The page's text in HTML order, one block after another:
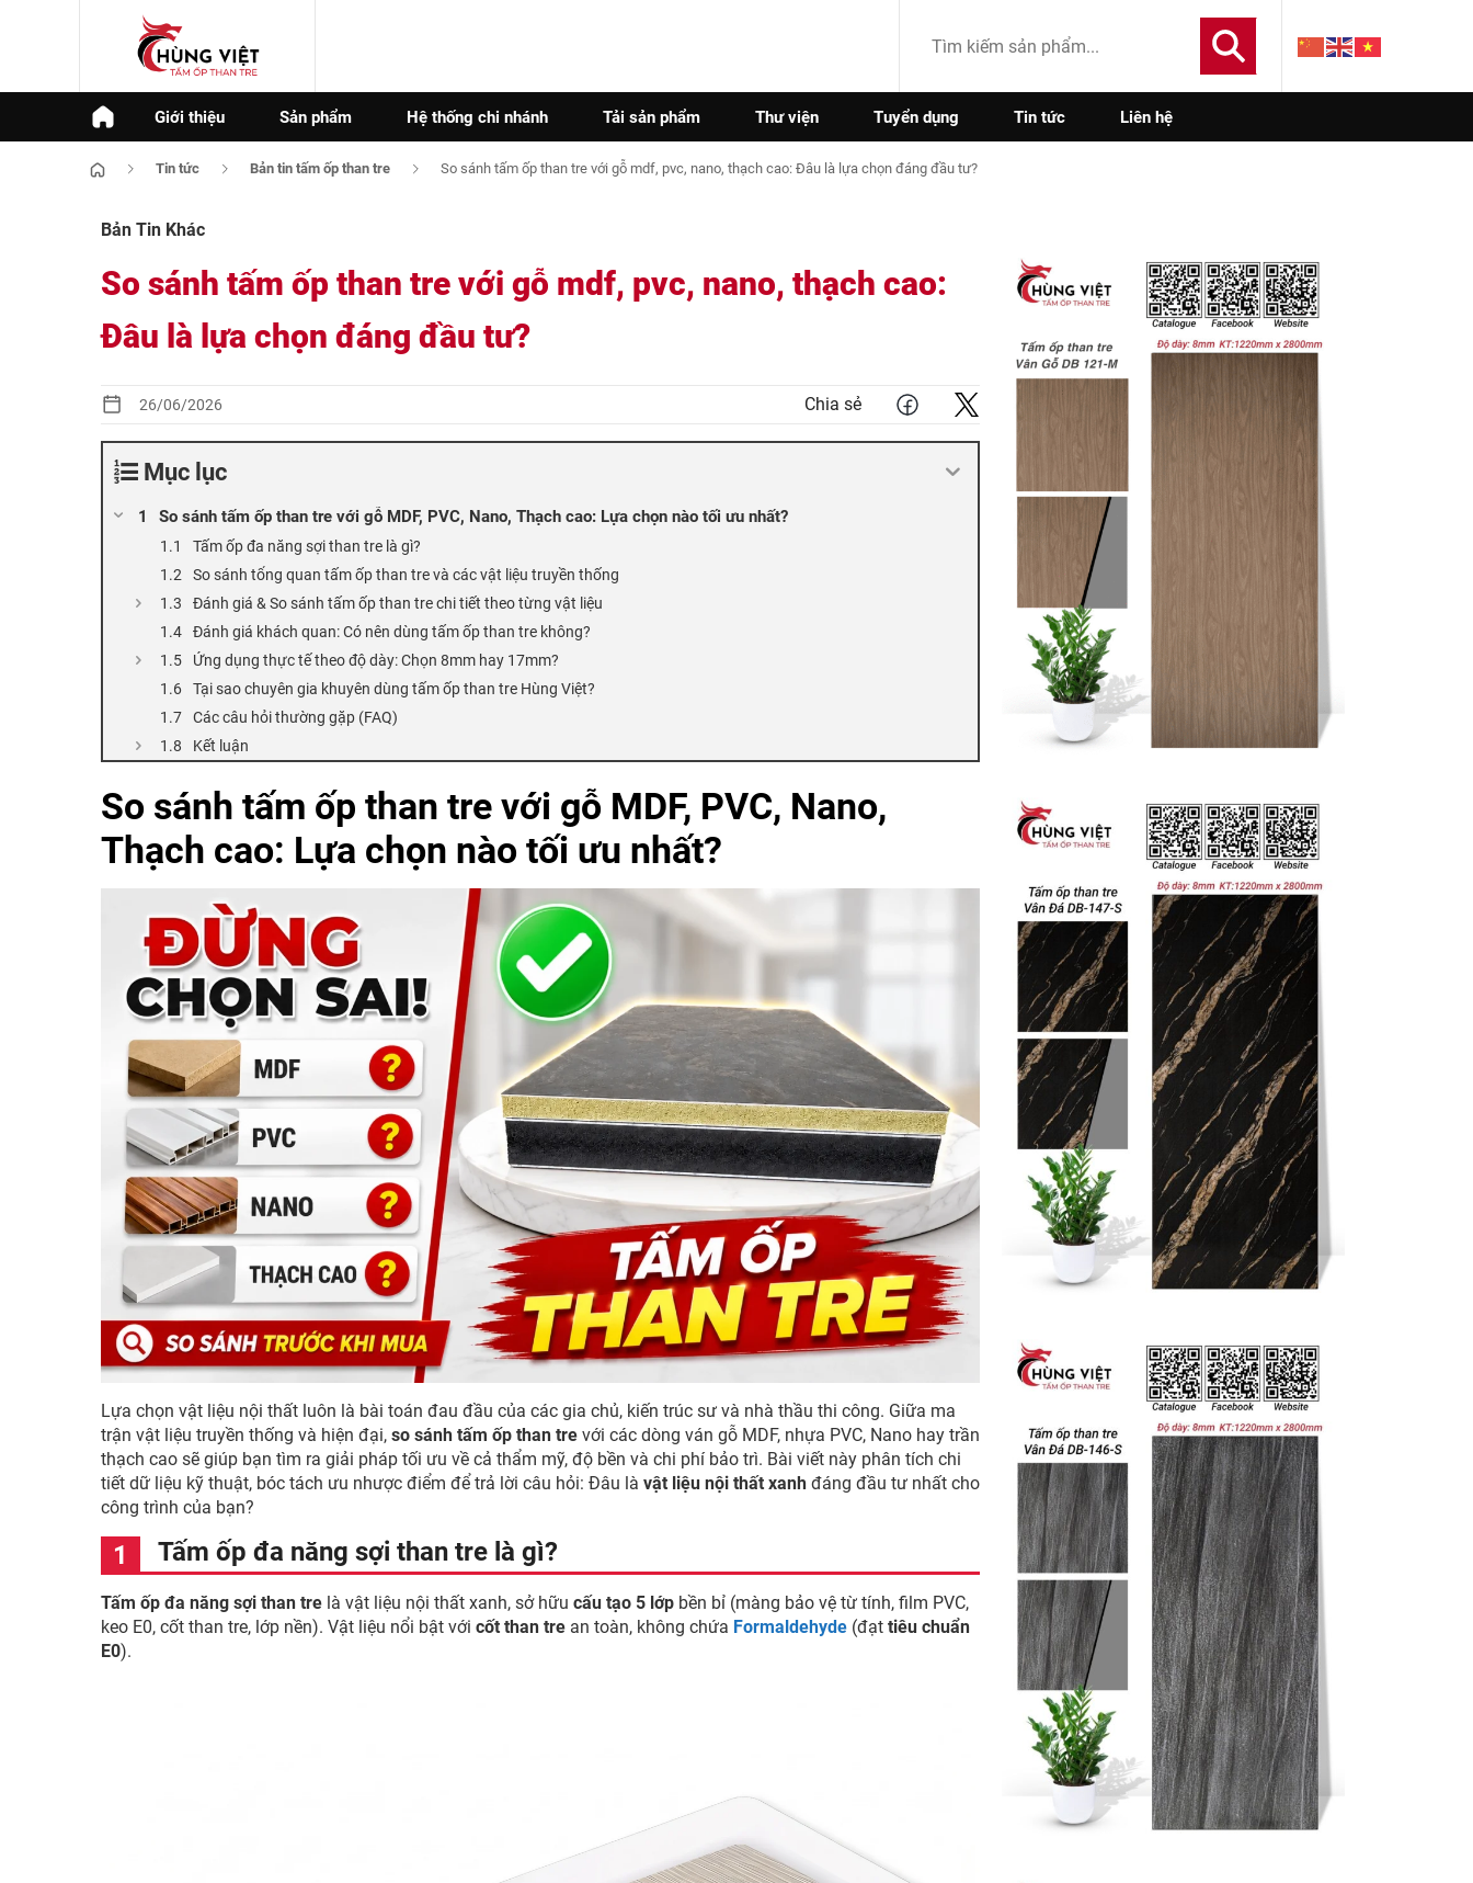
Giới thiệu Sản phẩm Hệ thống chi nhánh Tải sản phẩm Thư viện Tuyển dụng Tin tức Liên hệ
Tin tức Bản tin tấm ốp than tre So sánh tấm ốp than tre với gỗ mdf, pvc, nano, thạch cao: Đâu là lựa chọn đáng đầu tư?
Bản Tin Khác
So sánh tấm ốp than tre với gỗ mdf, pvc, nano, thạch cao:
Đâu là lựa chọn đáng đầu tư?
26/06/2026 Chia sẻ
Mục lục
So sánh tấm ốp than tre với gỗ MDF, PVC, Nano, Thạch cao: Lựa chọn nào tối ưu nhất?
Tấm ốp đa năng sợi than tre là gì?
So sánh tổng quan tấm ốp than tre và các vật liệu truyền thống
Đánh giá & So sánh tấm ốp than tre chi tiết theo từng vật liệu
Đánh giá khách quan: Có nên dùng tấm ốp than tre không?
Ứng dụng thực tế theo độ dày: Chọn 8mm hay 17mm?
Tại sao chuyên gia khuyên dùng tấm ốp than tre Hùng Việt?
Các câu hỏi thường gặp (FAQ)
Kết luận
So sánh tấm ốp than tre với gỗ MDF, PVC, Nano,
Thạch cao: Lựa chọn nào tối ưu nhất?
Lựa chọn vật liệu nội thất luôn là bài toán đau đầu của các gia chủ, kiến trúc sư và nhà thầu thi công. Giữa ma
trận vật liệu truyền thống và hiện đại, so sánh tấm ốp than tre với các dòng ván gỗ MDF, nhựa PVC, Nano hay trần
thạch cao sẽ giúp bạn tìm ra giải pháp tối ưu về cả thẩm mỹ, độ bền và chi phí bảo trì. Bài viết này phân tích chi
tiết dữ liệu kỹ thuật, bóc tách ưu nhược điểm để trả lời câu hỏi: Đâu là vật liệu nội thất xanh đáng đầu tư nhất cho
công trình của bạn?
Tấm ốp đa năng sợi than tre là gì?
Tấm ốp đa năng sợi than tre là vật liệu nội thất xanh, sở hữu cấu tạo 5 lớp bền bỉ (màng bảo vệ từ tính, film PVC,
keo E0, cốt than tre, lớp nền). Vật liệu nổi bật với cốt than tre an toàn, không chứa Formaldehyde (đạt tiêu chuẩn
E0).